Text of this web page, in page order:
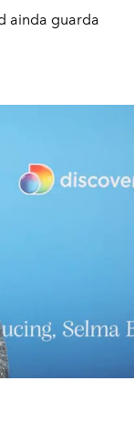
ainda guarda